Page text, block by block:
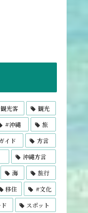
観光客
観光
#沖縄
旅
イド
方言
沖縄方言
海
旅行
移住
#文化
スポット